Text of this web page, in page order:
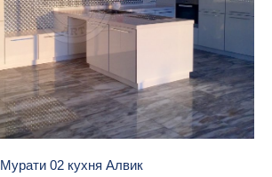
Мурати 02 кухня Алвик